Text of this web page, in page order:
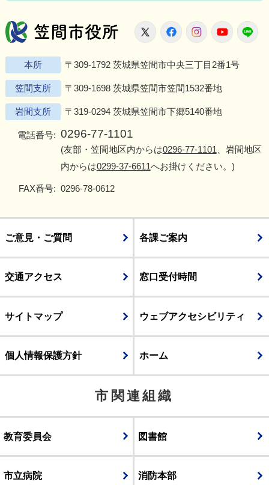
笠間市役所
X FacebookInstagram
本所 〒309-1792 茨城県笠間市中央三丁目2番1号
笠間支所 〒309-1698 茨城県笠間市笠間1532番地
岩間支所 〒319-0294 茨城県笠間市下郷5140番地
電話番号: 0296-77-1101
(友部・笠間地区内からは0296-77-1101 、岩間地区
内からは0299-37-6611へお掛けください。)
FAX番号: 0296-78-0612
ご意見・ご質問 各課ご案内
交通アクセス 窓口受付時間
サイトマップ ウェブアクセシビリティ
個人情報保護方針 ホーム
市関連組織
教育委員会 図書館
市立病院 消防本部